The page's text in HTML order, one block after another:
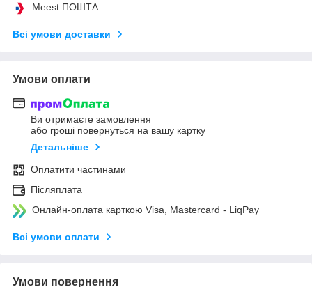
Meest ПОШТА
Всі умови доставки
Умови оплати
Ви отримаєте замовлення
або гроші повернуться на вашу картку
Детальніше
Оплатити частинами
Післяплата
Онлайн-оплата карткою Visa, Mastercard - LiqPay
Всі умови оплати
Умови повернення